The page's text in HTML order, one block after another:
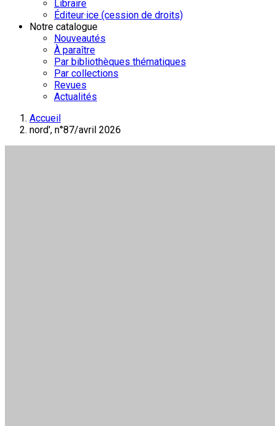
Libraire
Éditeur·ice (cession de droits)
Notre catalogue
Nouveautés
À paraître
Par bibliothèques thématiques
Par collections
Revues
Actualités
Accueil
nord', n°87/avril 2026